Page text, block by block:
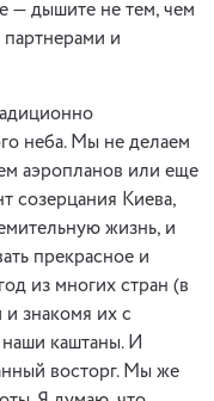
— дышите не тем, чем
и
неба. Мы не делаем
аэропланов или еще
созерцания Киева,
жизнь, и
прекрасное и
из многих стран (в
знакомя их с
каштаны. И
восторг. Мы же